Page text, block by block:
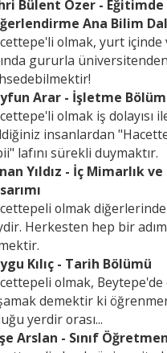
Bülent Özer - Eğitimde
Ana Bilim
olmak, yurt içinde
gururla üniversitenden
Arar - İşletme
olmak iş dolayısı
insanlardan
lafını sürekli duymaktır.
Yıldız - İç Mimarlık
olmak
Herkesten hep bir
Kılıç - Tarih Bölümü
olmak,
demektir ki
yerdir orası...
Arslan - Sınıf